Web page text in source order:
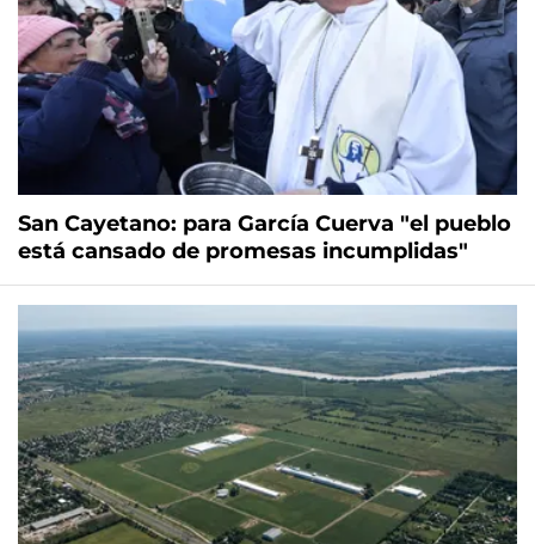
San Cayetano: para García Cuerva "el pueblo
está cansado de promesas incumplidas"